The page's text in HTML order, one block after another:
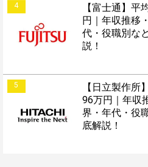
4
【富士通】平
円｜年収推移
代・役職別な
説！
5
【日立製作所
96万円｜年収
界・年代・役
底解説！